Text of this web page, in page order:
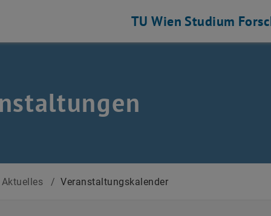
TU Wien Studium
Aktuelles / Veranstaltungskalender